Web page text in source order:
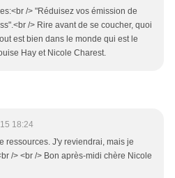
/> "Réduisez vos émission de
/> Rire avant de se coucher, quoi
est bien dans le monde qui est le
Hay et Nicole Charest.
18:24
ressources. J'y reviendrai, mais je
/> <br /> Bon après-midi chère Nicole